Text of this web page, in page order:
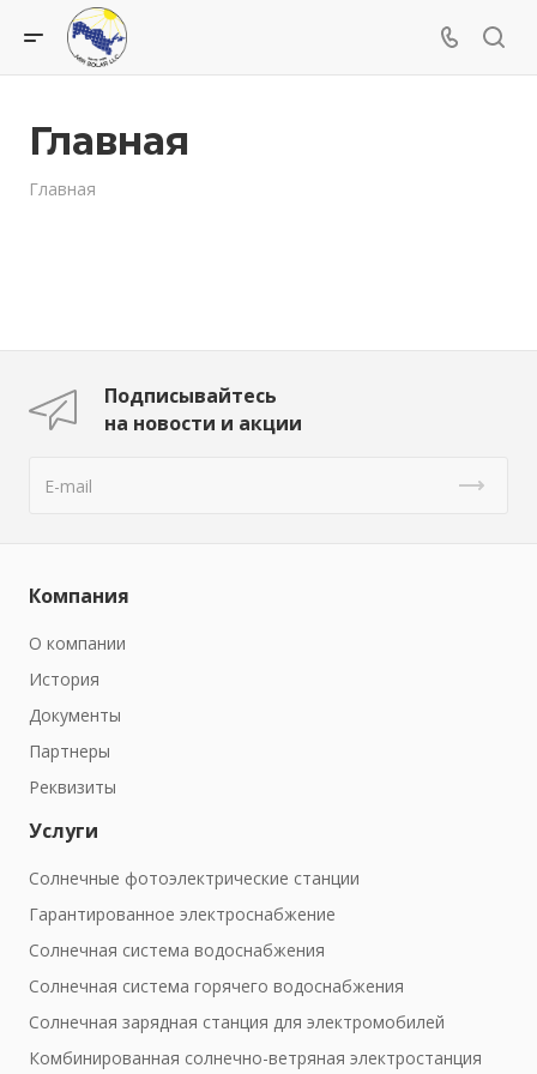
Главная
Главная
Подписывайтесь
на новости и акции
Компания
О компании
История
Документы
Партнеры
Реквизиты
Услуги
Солнечные фотоэлектрические станции
Гарантированное электроснабжение
Солнечная система водоснабжения
Солнечная система горячего водоснабжения
Солнечная зарядная станция для электромобилей
Комбинированная солнечно-ветряная электростанция